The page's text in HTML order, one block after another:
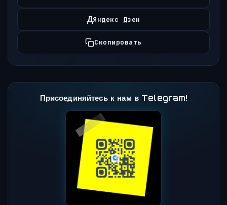
ДЯндекс Дзен
Скопировать
Присоединяйтесь к нам в Telegram!